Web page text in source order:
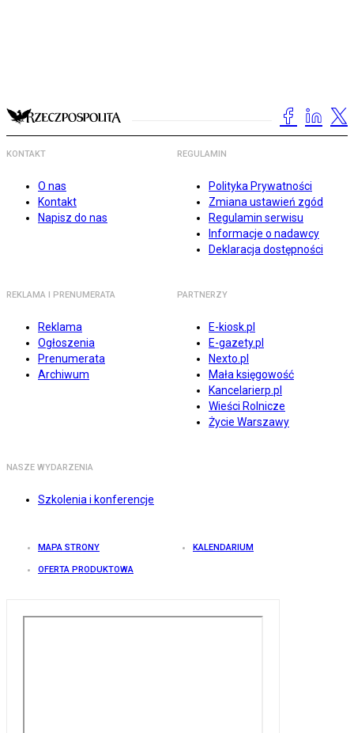
KONTAKT
O nas
Kontakt
Napisz do nas
REGULAMIN
Polityka Prywatności
Zmiana ustawień zgód
Regulamin serwisu
Informacje o nadawcy
Deklaracja dostępności
REKLAMA I PRENUMERATA
Reklama
Ogłoszenia
Prenumerata
Archiwum
PARTNERZY
E-kiosk.pl
E-gazety.pl
Nexto.pl
Mała księgowość
Kancelarierp.pl
Wieści Rolnicze
Życie Warszawy
NASZE WYDARZENIA
Szkolenia i konferencje
MAPA STRONY KALENDARIUM
OFERTA PRODUKTOWA